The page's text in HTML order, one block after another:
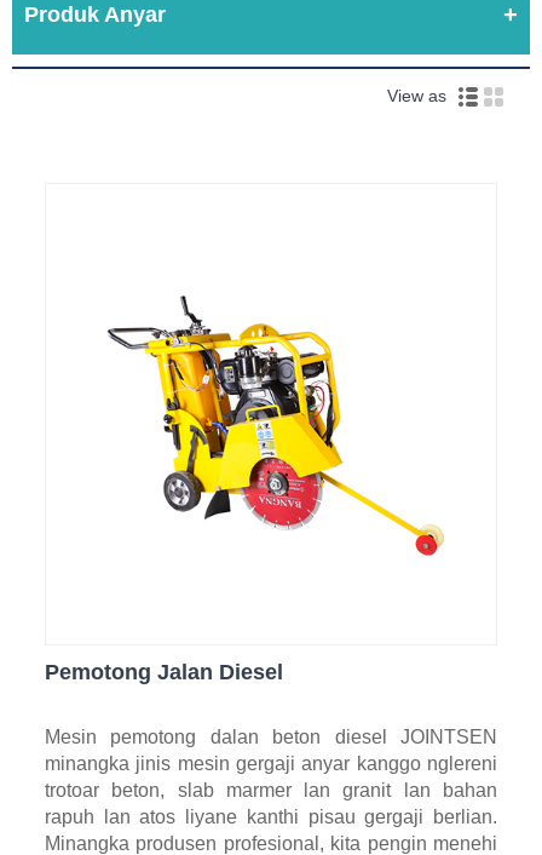
Produk Anyar
View as
Pemotong Jalan Diesel
Mesin pemotong dalan beton diesel JOINTSEN
minangka jinis mesin gergaji anyar kanggo nglereni
trotoar beton, slab marmer lan granit lan bahan
rapuh lan atos liyane kanthi pisau gergaji berlian.
Minangka produsen profesional, kita pengin menehi